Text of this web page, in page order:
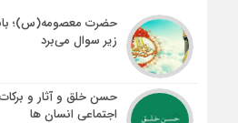
حضرت معصومه(س)؛
زیر سوال می‌برد
حسن خلق و آثار و
اجتماعی انسان ها